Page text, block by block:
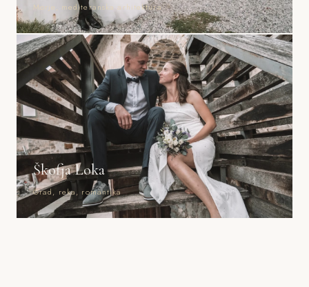
Morje, mediteranska arhitektura
Škofja Loka
Grad, reka, romantika